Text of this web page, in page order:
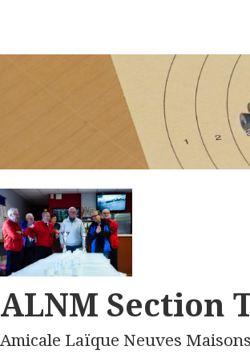
ALNM Section
Amicale Laïque Neuves